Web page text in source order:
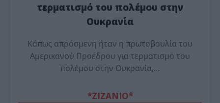
τερματισμό του πολέμου στην
Ουκρανία
Κάπως απρόσμενη ήταν η πρωτοβουλία του
Αμερικανού Προέδρου για τερματισμό του
πολέμου στην Ουκρανία,…
*ZΙΖΑΝΙΟ*